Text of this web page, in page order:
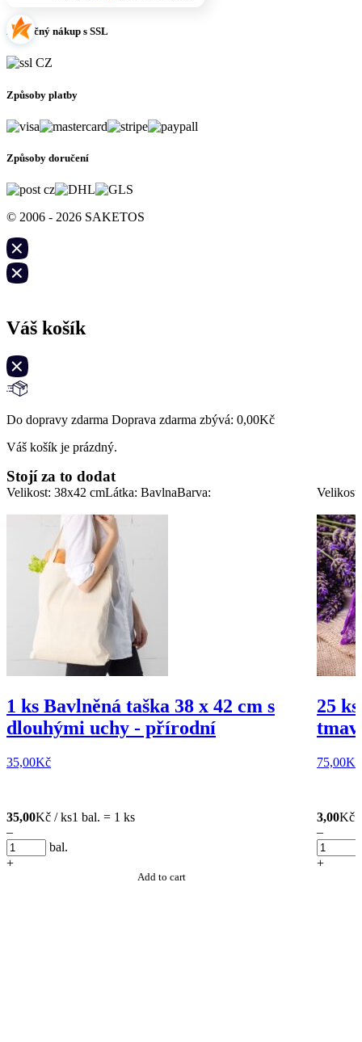
Bezpečný nákup s SSL
Způsoby platby
Způsoby doručení
© 2006 - 2026 SAKETOS
Váš košík
Do dopravy zdarma Doprava zdarma zbývá: 0,00Kč
Váš košík je prázdný.
Stojí za to dodat
Velikost: 38x42 cmLátka: BavlnaBarva:
1 ks Bavlněná taška 38 x 42 cm s
dlouhými uchy - přírodní
35,00Kč
35,00Kč / ks1 bal. = 1 ks
–
bal.
+
Add to cart
25
75,00Kč
3,00Kč
–
+